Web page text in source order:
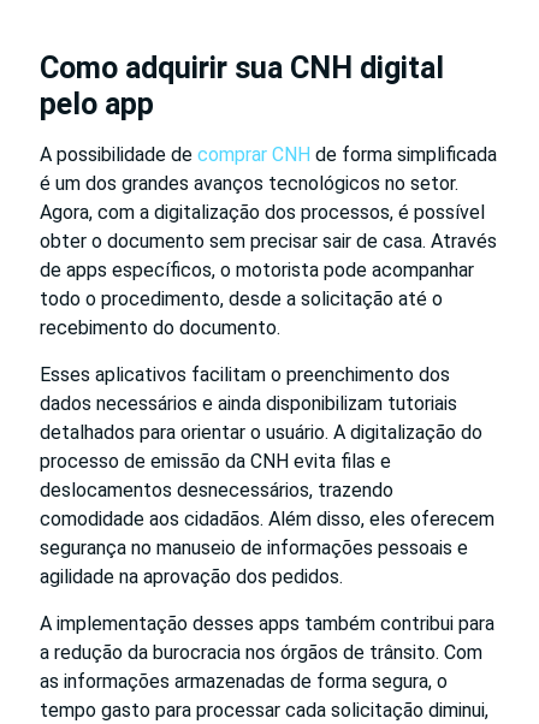
Como adquirir sua CNH digital
pelo app
A possibilidade de comprar CNH de forma simplificada
é um dos grandes avanços tecnológicos no setor.
Agora, com a digitalização dos processos, é possível
obter o documento sem precisar sair de casa. Através
de apps específicos, o motorista pode acompanhar
todo o procedimento, desde a solicitação até o
recebimento do documento.
Esses aplicativos facilitam o preenchimento dos
dados necessários e ainda disponibilizam tutoriais
detalhados para orientar o usuário. A digitalização do
processo de emissão da CNH evita filas e
deslocamentos desnecessários, trazendo
comodidade aos cidadãos. Além disso, eles oferecem
segurança no manuseio de informações pessoais e
agilidade na aprovação dos pedidos.
A implementação desses apps também contribui para
a redução da burocracia nos órgãos de trânsito. Com
as informações armazenadas de forma segura, o
tempo gasto para processar cada solicitação diminui,